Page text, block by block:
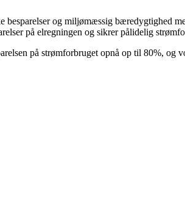
besparelser og miljømæssig bæredygtighed
på elregningen og sikrer pålidelig
på strømforbruget opnå op til 80%, og